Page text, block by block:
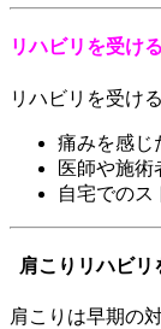
リハビリを受け
リハビリを受け
痛みを感じ
医師や施術
自宅でのス
肩こりリハビリ
肩こりは早期の